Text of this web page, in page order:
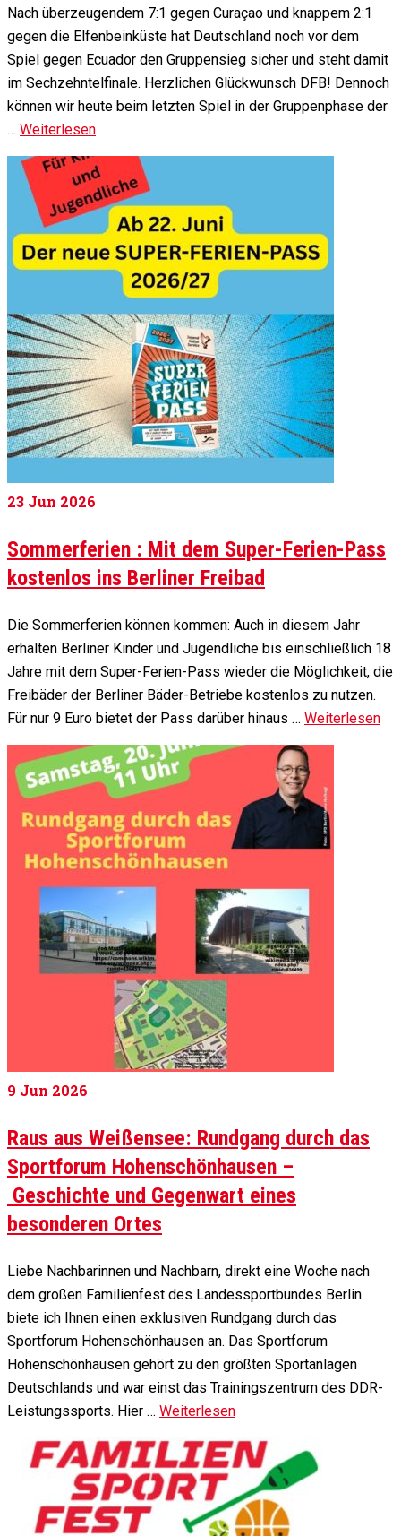
Nach überzeugendem 7:1 gegen Curaçao und knappem 2:1
gegen die Elfenbeinküste hat Deutschland noch vor dem
Spiel gegen Ecuador den Gruppensieg sicher und steht damit
im Sechzehntelfinale. Herzlichen Glückwunsch DFB! Dennoch
können wir heute beim letzten Spiel in der Gruppenphase der
… Weiterlesen
23 Jun 2026
Sommerferien : Mit dem Super-Ferien-Pass
kostenlos ins Berliner Freibad
Die Sommerferien können kommen: Auch in diesem Jahr
erhalten Berliner Kinder und Jugendliche bis einschließlich 18
Jahre mit dem Super-Ferien-Pass wieder die Möglichkeit, die
Freibäder der Berliner Bäder-Betriebe kostenlos zu nutzen.
Für nur 9 Euro bietet der Pass darüber hinaus … Weiterlesen
9 Jun 2026
Raus aus Weißensee: Rundgang durch das
Sportforum Hohenschönhausen –
Geschichte und Gegenwart eines
besonderen Ortes
Liebe Nachbarinnen und Nachbarn, direkt eine Woche nach
dem großen Familienfest des Landessportbundes Berlin
biete ich Ihnen einen exklusiven Rundgang durch das
Sportforum Hohenschönhausen an. Das Sportforum
Hohenschönhausen gehört zu den größten Sportanlagen
Deutschlands und war einst das Trainingszentrum des DDR-
Leistungssports. Hier … Weiterlesen